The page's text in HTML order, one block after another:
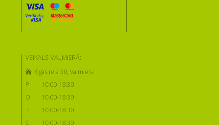
VEIKALS VALMIERĀ:
Rīgas iela 30, Valmiera
P:
10:00-18:30
O:
10:00-18:30
T:
10:00-18:30
C:
10:00-18:30